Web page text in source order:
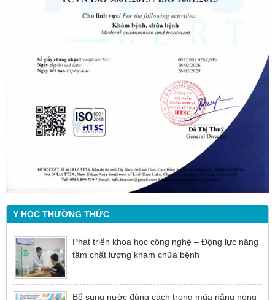
Y HỌC THƯỜNG THỨC
Phát triển khoa học công nghệ – Động lực nâng
tầm chất lượng khám chữa bệnh
Bổ sung nước đúng cách trong mùa nắng nóng